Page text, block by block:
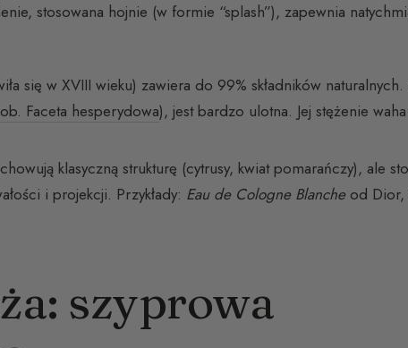
stosowana hojnie (w formie “splash”), zapewnia
się w XVIII wieku) zawiera do 99% składników naturalnych.
Faceta hesperydowa), jest bardzo ulotna. Jej stężenie
klasyczną strukturę (cytrusy, kwiat pomarańczy), ale
i projekcji. Przykłady: Eau de Cologne Blancheod Dior,
szyprowa